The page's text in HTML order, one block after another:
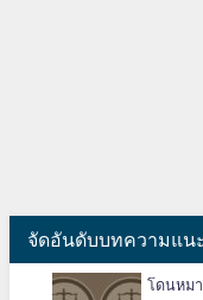
จัดอันดับบทความแน
โดนหมา